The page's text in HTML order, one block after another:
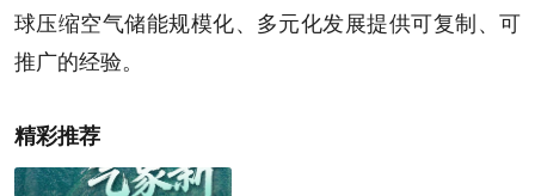
球压缩空气储能规模化、多元化发展提供可复制、可
推广的经验。
精彩推荐